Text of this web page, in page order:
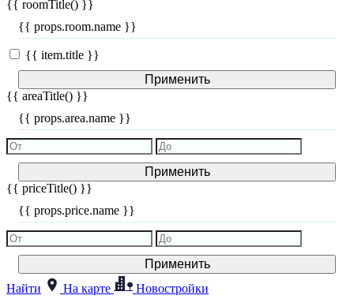
{{ roomTitle() }}
{{ props.room.name }}
{{ item.title }}
Применить
{{ areaTitle() }}
{{ props.area.name }}
Применить
{{ priceTitle() }}
{{ props.price.name }}
Применить
Найти
На карте Новостройки